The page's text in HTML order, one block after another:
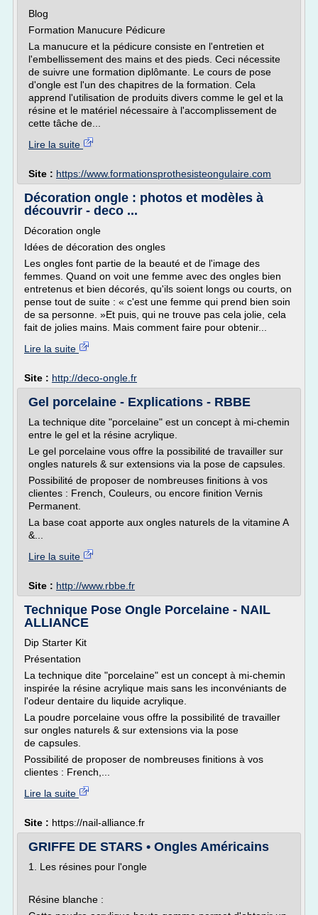
Blog
Formation Manucure Pédicure
La manucure et la pédicure consiste en l'entretien et
l'embellissement des mains et des pieds. Ceci nécessite
de suivre une formation diplômante. Le cours de pose
d'ongle est l'un des chapitres de la formation. Cela
apprend l'utilisation de produits divers comme le gel et la
résine et le matériel nécessaire à l'accomplissement de
cette tâche de...
Lire la suite
Site : https://www.formationsprothesisteongulaire.com
Décoration ongle : photos et modèles à
découvrir - deco ...
Décoration ongle
Idées de décoration des ongles
Les ongles font partie de la beauté et de l'image des
femmes. Quand on voit une femme avec des ongles bien
entretenus et bien décorés, qu'ils soient longs ou courts, on
pense tout de suite : « c'est une femme qui prend bien soin
de sa personne. »Et puis, qui ne trouve pas cela jolie, cela
fait de jolies mains. Mais comment faire pour obtenir...
Lire la suite
Site : http://deco-ongle.fr
Gel porcelaine - Explications - RBBE
La technique dite "porcelaine" est un concept à mi-chemin
entre le gel et la résine acrylique.
Le gel porcelaine vous offre la possibilité de travailler sur
ongles naturels & sur extensions via la pose de capsules.
Possibilité de proposer de nombreuses finitions à vos
clientes : French, Couleurs, ou encore finition Vernis
Permanent.
La base coat apporte aux ongles naturels de la vitamine A
&...
Lire la suite
Site : http://www.rbbe.fr
Technique Pose Ongle Porcelaine - NAIL
ALLIANCE
Dip Starter Kit
Présentation
La technique dite "porcelaine" est un concept à mi-chemin
inspirée la résine acrylique mais sans les inconvéniants de
l'odeur dentaire du liquide acrylique.
La poudre porcelaine vous offre la possibilité de travailler
sur ongles naturels & sur extensions via la pose
de capsules.
Possibilité de proposer de nombreuses finitions à vos
clientes : French,...
Lire la suite
Site : https://nail-alliance.fr
GRIFFE DE STARS • Ongles Américains
1. Les résines pour l'ongle
Résine blanche :